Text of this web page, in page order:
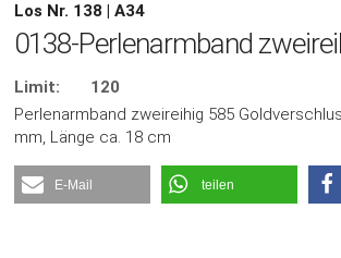
Los Nr. 138 | A34
0138-Perlenarmband
Limit:
120
Perlenarmband zweireihig 585
mm, Länge ca. 18 cm
E-Mail teilen